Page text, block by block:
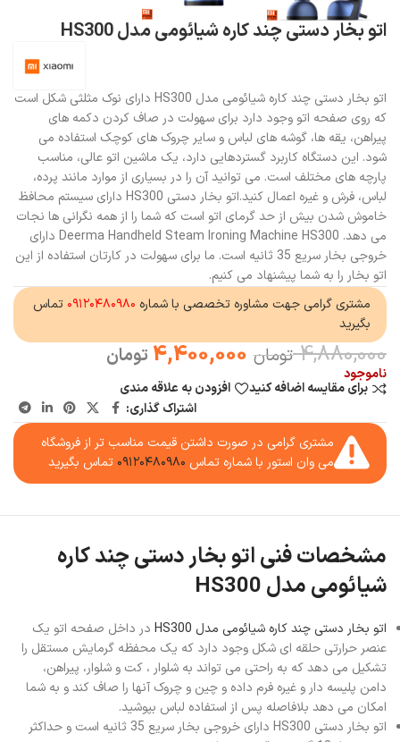
اتو بخار دستی چند کاره شیائومی مدل HS300
اتو بخار دستی چند کاره شیائومی مدل HS300 دارای نوک مثلثی شکل است
که روی صفحه اتو وجود دارد برای سهولت در صاف کردن دکمه های
پیراهن، یقه ها، گوشه های لباس و سایر چروک های کوچک استفاده می
شود. این دستگاه کاربرد گستردهایی دارد، یک ماشین اتو عالی، مناسب
پارچه های مختلف است. می توانید آن را در بسیاری از موارد مانند پرده،
لباس، فرش و غیره اعمال کنید.اتو بخار دستی HS300 دارای سیستم محافظ
خاموش شدن بیش از حد گرمای اتو است که شما را از همه نگرانی ها نجات
می دهد. Deerma Handheld Steam Ironing Machine HS300 دارای
خروجی بخار سریع 35 ثانیه است. ما برای سهولت در کارتان استفاده از این
اتو بخار را به شما پیشنهاد می کنیم.
مشتری گرامی جهت مشاوره تخصصی با شماره ۰۹۱۲۰۴۸۰۹۸۰ تماس
بگیرید
4,880,000 تومان 4,400,000 تومان
ناموجود
برای مقایسه اضافه کنید
افزودن به علاقه مندی
اشتراک گذاری:
مشتری گرامی در صورت داشتن قیمت مناسب تر از فروشگاه
می وان استور با شماره تماس ۰۹۱۲۰۴۸۰۹۸۰ تماس بگیرید
مشخصات فنی اتو بخار دستی چند کاره
شیائومی مدل HS300
اتو بخار دستی چند کاره شیائومی مدل HS300
در داخل صفحه اتو یک
عنصر حرارتی حلقه ای شکل وجود دارد که یک محفظه گرمایش مستقل را
تشکیل می دهد که به راحتی می تواند به شلوار ، کت و شلوار، پیراهن،
دامن پلیسه دار و غیره فرم داده و چین و چروک آنها را صاف کند و به شما
امکان می دهد بلافاصله پس از استفاده لباس بپوشید.
اتو بخار دستی HS300 دارای خروجی بخار سریع 35 ثانیه است و حداکثر